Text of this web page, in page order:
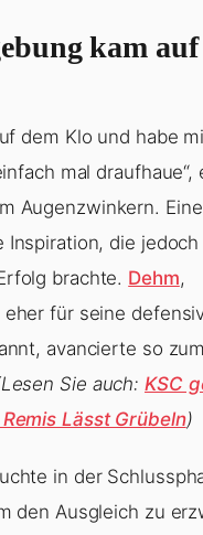
kam auf
dem Klo und habe
mal draufhaue“,
Augenzwinkern. Eine
Inspiration, die jedoch
brachte. Dehm,
für seine
avancierte so zum
Sie auch:KSC
Lässt Grübeln)
in der
den Ausgleich zu